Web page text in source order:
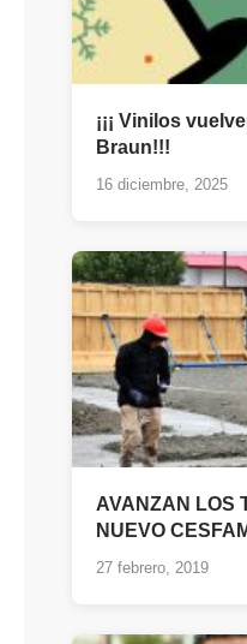
¡¡¡ Vinilos
Braun!!!
16 diciembre, 2025
AVANZAN LOS
NUEVO
27 febrero, 2019